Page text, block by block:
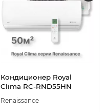
Кондиционер Royal
Clima RC-RND55HN
Renaissance